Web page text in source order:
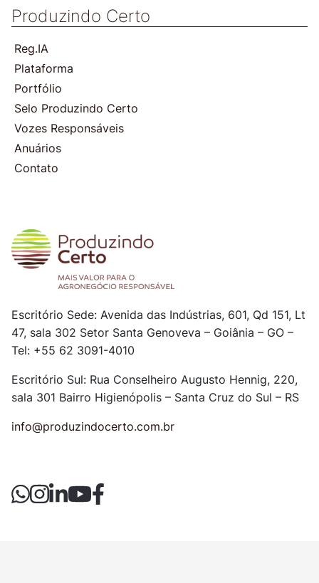
Produzindo Certo
Reg.IA
Plataforma
Portfólio
Selo Produzindo Certo
Vozes Responsáveis
Anuários
Contato
Escritório Sede: Avenida das Indústrias, 601, Qd 151, Lt
47, sala 302 Setor Santa Genoveva – Goiânia – GO –
Tel: +55 62 3091-4010
Escritório Sul: Rua Conselheiro Augusto Hennig, 220,
sala 301 Bairro Higienópolis – Santa Cruz do Sul – RS
info@produzindocerto.com.br